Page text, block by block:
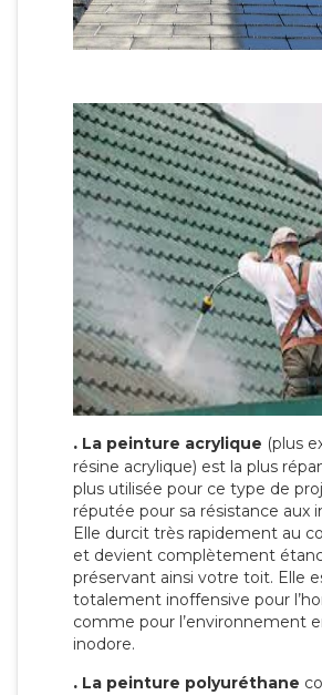
. La peinture acrylique (plus
résine acrylique) est la plus
plus utilisée pour ce type de
réputée pour sa résistance aux
Elle durcit très rapidement au
et devient complètement
préservant ainsi votre toit. Elle
totalement inoffensive pour
comme pour l’environnement
inodore.
. La peinture polyuréthane